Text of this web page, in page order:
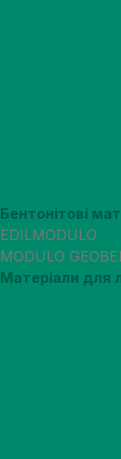
Бентонітові
EDILMODULO
MODULO
Матеріали для